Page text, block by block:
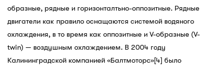
образные, рядные и горизонталтьно-оппозитные. Рядные
двигатели как правило оснащаются системой водяного
охлаждения, в то время как оппозитные и V-образные (V-
twin) — воздушным охлаждением. В 2004 году
Калининградской компанией «Балтмоторс»[4] было